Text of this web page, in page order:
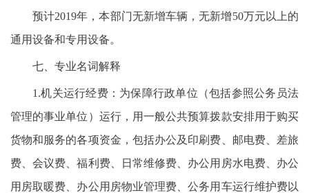
预计2019年，本部门无新增车辆，无新增50万元以上的
通用设备和专用设备。
七、专业名词解释
1.机关运行经费：为保障行政单位（包括参照公务员法
管理的事业单位）运行，用一般公共预算拨款安排用于购买
货物和服务的各项资金，包括办公及印刷费、邮电费、差旅
费、会议费、福利费、日常维修费、办公用房水电费、办公
用房取暖费、办公用房物业管理费、公务用车运行维护费以